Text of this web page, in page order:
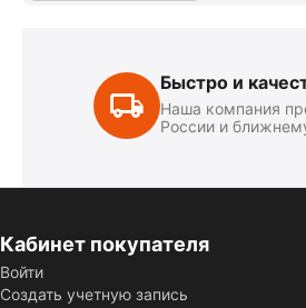
Быстро и
Наша компания
России и
Кабинет покупателя
Войти
Создать учетную запись